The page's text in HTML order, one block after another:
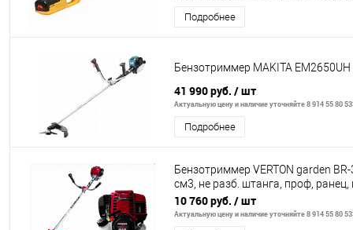
Подробнее
Бензотриммер MAKITA EM2650UH
41 990 руб. / шт
Актуальную цену и наличие уточняйте 8 914 55 80
Подробнее
Бензотриммер VERTON garden
см3, не разб. штанга, проф, ранец,
катушка)
10 760 руб. / шт
Актуальную цену и наличие уточняйте 8 914 55 80